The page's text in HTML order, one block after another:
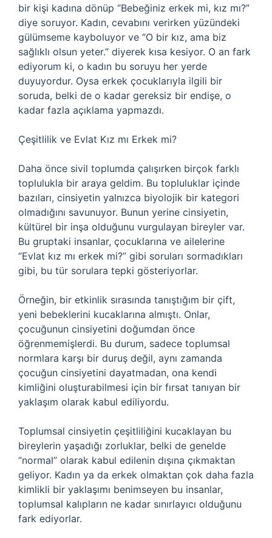
bir kişi kadına dönüp “Bebeğiniz erkek mi, kız mı?”
diye soruyor. Kadın, cevabını verirken yüzündeki
gülümseme kayboluyor ve “O bir kız, ama biz
sağlıklı olsun yeter.” diyerek kısa kesiyor. O an fark
ediyorum ki, o kadın bu soruyu her yerde
duyuyordur. Oysa erkek çocuklarıyla ilgili bir
soruda, belki de o kadar gereksiz bir endişe, o
kadar fazla açıklama yapmazdı.
Çeşitlilik ve Evlat Kız mı Erkek mi?
Daha önce sivil toplumda çalışırken birçok farklı
toplulukla bir araya geldim. Bu topluluklar içinde
bazıları, cinsiyetin yalnızca biyolojik bir kategori
olmadığını savunuyor. Bunun yerine cinsiyetin,
kültürel bir inşa olduğunu vurgulayan bireyler var.
Bu gruptaki insanlar, çocuklarına ve ailelerine
“Evlat kız mı erkek mi?” gibi soruları sormadıkları
gibi, bu tür sorulara tepki gösteriyorlar.
Örneğin, bir etkinlik sırasında tanıştığım bir çift,
yeni bebeklerini kucaklarına almıştı. Onlar,
çocuğunun cinsiyetini doğumdan önce
öğrenmemişlerdi. Bu durum, sadece toplumsal
normlara karşı bir duruş değil, aynı zamanda
çocuğun cinsiyetini dayatmadan, ona kendi
kimliğini oluşturabilmesi için bir fırsat tanıyan bir
yaklaşım olarak kabul ediliyordu.
Toplumsal cinsiyetin çeşitliliğini kucaklayan bu
bireylerin yaşadığı zorluklar, belki de genelde
“normal” olarak kabul edilenin dışına çıkmaktan
geliyor. Kadın ya da erkek olmaktan çok daha fazla
kimlikli bir yaklaşımı benimseyen bu insanlar,
toplumsal kalıpların ne kadar sınırlayıcı olduğunu
fark ediyorlar.